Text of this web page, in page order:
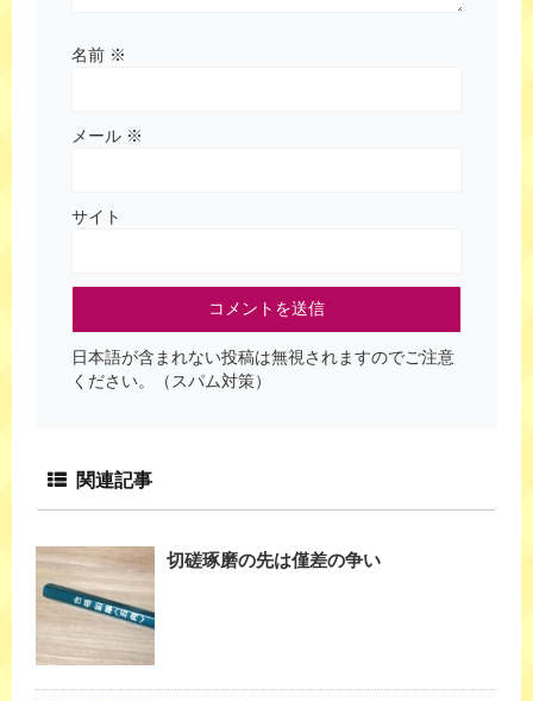
名前 ※
メール ※
サイト
日本語が含まれない投稿は無視されますのでご注意
ください。（スパム対策）
関連記事
切磋琢磨の先は僅差の争い